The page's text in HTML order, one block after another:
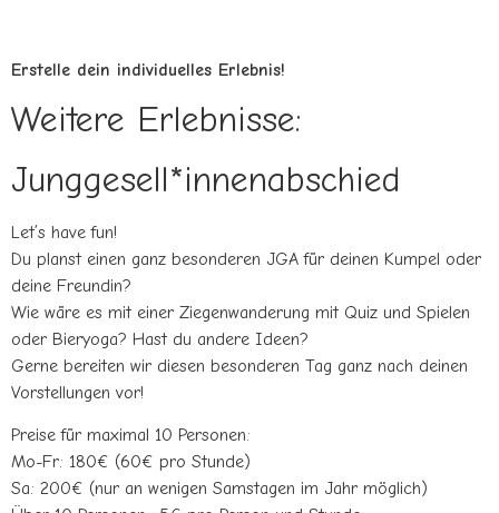
Erstelle dein individuelles Erlebnis!
Weitere Erlebnisse:
Junggesell*innenabschied
Let’s have fun!
Du planst einen ganz besonderen JGA für deinen Kumpel oder
deine Freundin?
Wie wäre es mit einer Ziegenwanderung mit Quiz und Spielen
oder Bieryoga? Hast du andere Ideen?
Gerne bereiten wir diesen besonderen Tag ganz nach deinen
Vorstellungen vor!
Preise für maximal 10 Personen:
Mo-Fr: 180€ (60€ pro Stunde)
Sa: 200€ (nur an wenigen Samstagen im Jahr möglich)